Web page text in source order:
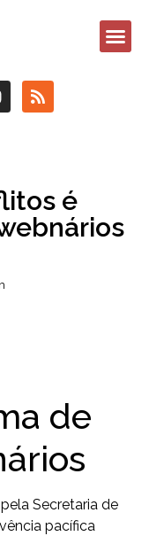
é
de
Secretaria de
pacífica